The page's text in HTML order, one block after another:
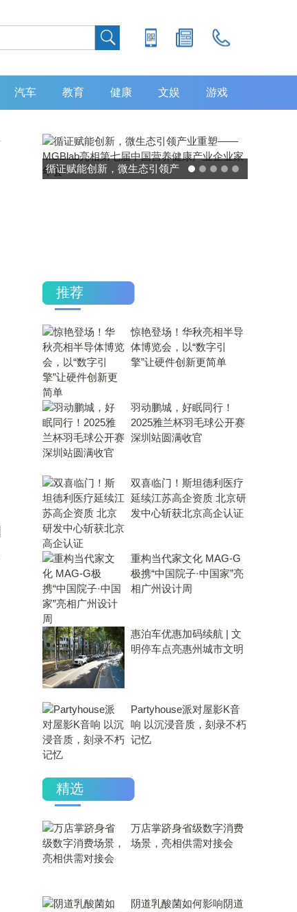
汽车 教育 健康 文娱 游戏
灵敏度超 80% 特异性 99%！
推荐
惊艳登场！华秋亮相半导
体博览会，以“数字引
擎”让硬件创新更简单
羽动鹏城，好眠同行！
2025雅兰杯羽毛球公开赛
深圳站圆满收官
双喜临门！斯坦德利医疗
延续江苏高企资质 北京研
发中心斩获北京高企认证
重构当代家文化 MAG-G
极携“中国院子·中国家”亮
相广州设计周
惠泊车优惠加码续航 | 文
明停车点亮惠州城市文明
Partyhouse派对屋影K音
响 以沉浸音质，刻录不朽
记忆
精选
万店掌跻身省级数字消费
场景，亮相供需对接会
​阴道乳酸菌如何影响阴道